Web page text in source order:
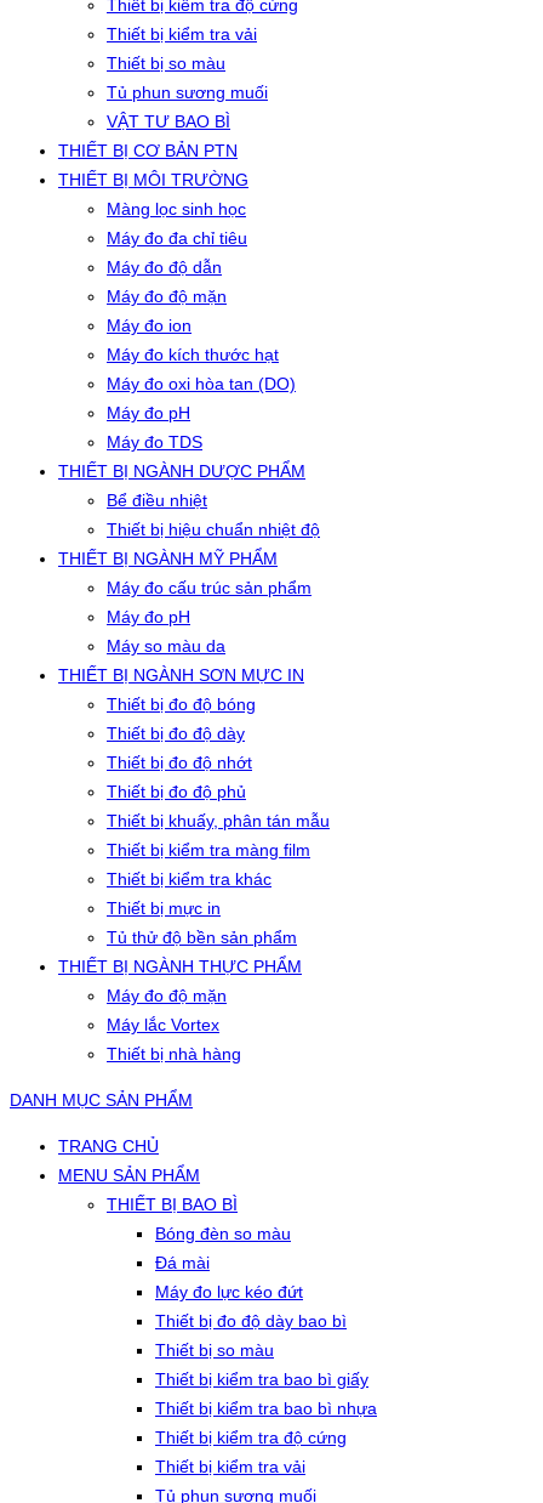
Thiết bị kiểm tra độ cứng
Thiết bị kiểm tra vải
Thiết bị so màu
Tủ phun sương muối
VẬT TƯ BAO BÌ
THIẾT BỊ CƠ BẢN PTN
THIẾT BỊ MÔI TRƯỜNG
Màng lọc sinh học
Máy đo đa chỉ tiêu
Máy đo độ dẫn
Máy đo độ mặn
Máy đo ion
Máy đo kích thước hạt
Máy đo oxi hòa tan (DO)
Máy đo pH
Máy đo TDS
THIẾT BỊ NGÀNH DƯỢC PHẨM
Bể điều nhiệt
Thiết bị hiệu chuẩn nhiệt độ
THIẾT BỊ NGÀNH MỸ PHẨM
Máy đo cấu trúc sản phẩm
Máy đo pH
Máy so màu da
THIẾT BỊ NGÀNH SƠN MỰC IN
Thiết bị đo độ bóng
Thiết bị đo độ dày
Thiết bị đo độ nhớt
Thiết bị đo độ phủ
Thiết bị khuấy, phân tán mẫu
Thiết bị kiểm tra màng film
Thiết bị kiểm tra khác
Thiết bị mực in
Tủ thử độ bền sản phẩm
THIẾT BỊ NGÀNH THỰC PHẨM
Máy đo độ mặn
Máy lắc Vortex
Thiết bị nhà hàng
DANH MỤC SẢN PHẨM
TRANG CHỦ
MENU SẢN PHẨM
THIẾT BỊ BAO BÌ
Bóng đèn so màu
Đá mài
Máy đo lực kéo đứt
Thiết bị đo độ dày bao bì
Thiết bị so màu
Thiết bị kiểm tra bao bì giấy
Thiết bị kiểm tra bao bì nhựa
Thiết bị kiểm tra độ cứng
Thiết bị kiểm tra vải
Tủ phun sương muối